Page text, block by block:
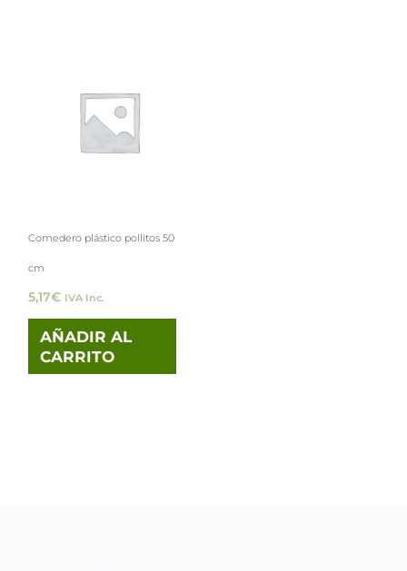
Comedero plástico pollitos 50
cm
5,17€ IVA Inc.
AÑADIR AL
CARRITO